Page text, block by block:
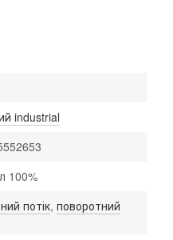
industrial
100%
потік, поворотний